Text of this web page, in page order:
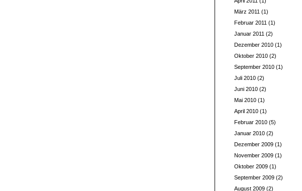
März 2011 (1)
Februar 2011 (1)
Januar 2011 (2)
Dezember 2010(1)
Oktober 2010(2)
September 2010(1)
Juli 2010(2)
Juni 2010(2)
Mai 2010(1)
April 2010(1)
Februar 2010(5)
Januar 2010(2)
Dezember 2009(1)
November 2009(1)
Oktober 2009(1)
September 2009(2)
August 2009(2)